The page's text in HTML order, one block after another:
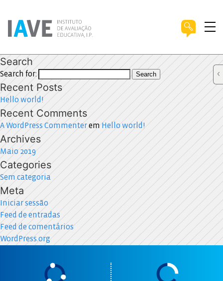
Search
Search for: Search
Recent Posts
Hello world!
Recent Comments
A WordPress Commenterem Hello world!
Archives
Maio 2019
Categories
Sem categoria
Meta
Iniciar sessão
Feed de entradas
Feed de comentários
WordPress.org